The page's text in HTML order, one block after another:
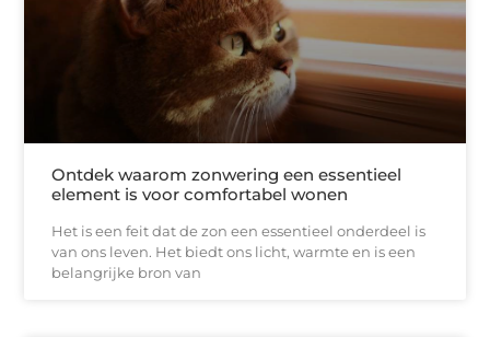
Ontdek waarom zonwering een essentieel
element is voor comfortabel wonen
Het is een feit dat de zon een essentieel onderdeel is
van ons leven. Het biedt ons licht, warmte en is een
belangrijke bron van